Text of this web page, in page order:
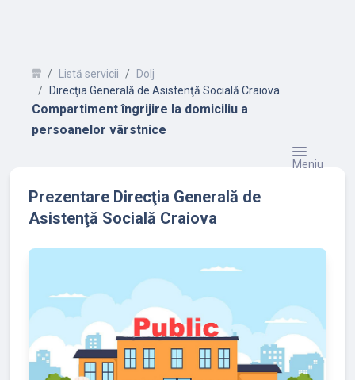
Listă servicii
Dolj
Direcţia Generală de Asistenţă Socială Craiova
Compartiment îngrijire la domiciliu a
persoanelor vârstnice
Meniu
Prezentare Direcţia Generală de
Asistenţă Socială Craiova